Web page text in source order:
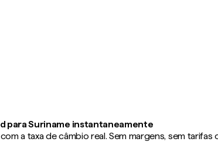
para Suriname instantaneamente
a taxa de câmbio real. Sem margens, sem tarifas